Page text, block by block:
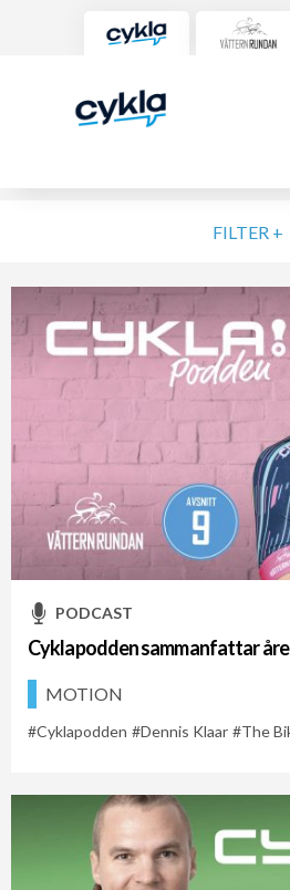
FILTER +
ELIT MOTION
VARDAG
POPULÄRA TAGGAR
Hjälp! Jag Ska Cykla Vättern!
Nybörjare
Min Vätternrundan
PODCAST
Cyklapodden sammanfattar
MOTION
Cyklapodden Dennis Klaar The